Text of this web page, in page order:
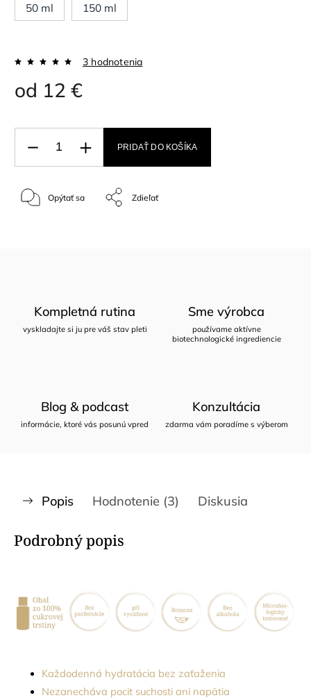
50 ml
150 ml
3 hodnotenia
od 12 €
PRIDAŤ DO KOŠÍKA
Opýtať sa Zdieľať
Kompletná rutina
vyskladajte si ju pre váš stav pleti
Sme výrobca
používame aktívne
biotechnologické ingrediencie
Blog & podcast
informácie, ktoré vás posunú vpred
Konzultácia
zdarma vám poradíme s výberom
Popis Hodnotenie (3) Diskusia
Podrobný popis
Každodenná hydratácia bez zaťaženia
Nezanecháva pocit suchosti ani napätia